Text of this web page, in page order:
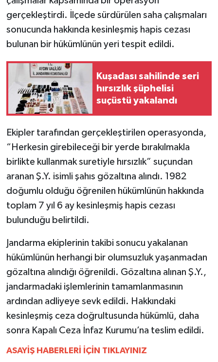
gerçekleştirdi. İlçede sürdürülen saha çalışmaları
sonucunda hakkında kesinleşmiş hapis cezası
bulunan bir hükümlünün yeri tespit edildi.
Kuşadası sahilinde seri
hırsızlık şüphelisi
suçüstü yakalandı
Ekipler tarafından gerçekleştirilen operasyonda,
“Herkesin girebileceği bir yerde bırakılmakla
birlikte kullanmak suretiyle hırsızlık” suçundan
aranan Ş.Y. isimli şahıs gözaltına alındı. 1982
doğumlu olduğu öğrenilen hükümlünün hakkında
toplam 7 yıl 6 ay kesinleşmiş hapis cezası
bulunduğu belirtildi.
Jandarma ekiplerinin takibi sonucu yakalanan
hükümlünün herhangi bir olumsuzluk yaşanmadan
gözaltına alındığı öğrenildi. Gözaltına alınan Ş.Y.,
jandarmadaki işlemlerinin tamamlanmasının
ardından adliyeye sevk edildi. Hakkındaki
kesinleşmiş ceza doğrultusunda hükümlü, daha
sonra Kapalı Ceza İnfaz Kurumu’na teslim edildi.
ASAYİŞ HABERLERİ İÇİN TIKLAYINIZ
SİYASET
SPOR
TEKNOLOJİ
YEREL
AFYON
AFYONKARAHİSAR
AYDIN
DENİZLİ
İZMİR
KÜTAHYA
MANİSA
MUĞLA